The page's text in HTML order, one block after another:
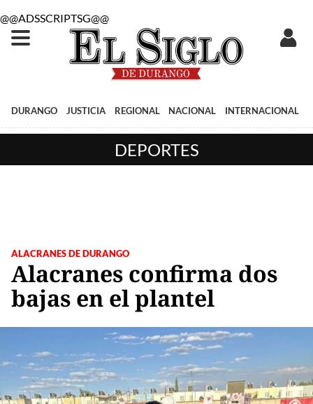
@@ADSSCRIPTSG@@
DURANGO JUSTICIA REGIONAL NACIONAL INTERNACIONAL
DEPORTES
ALACRANES DE DURANGO
Alacranes confirma dos
bajas en el plantel